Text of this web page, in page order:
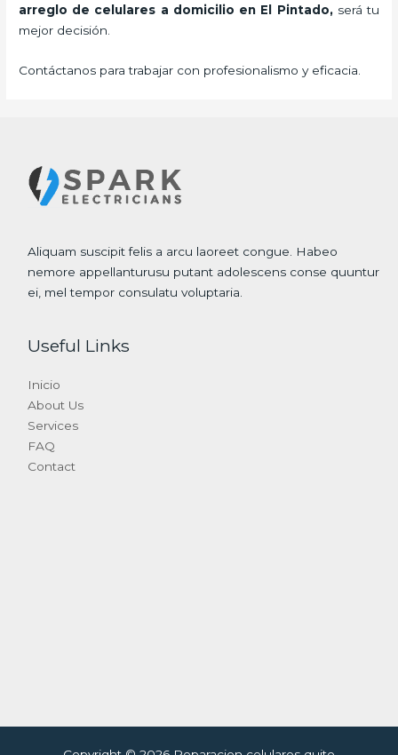
arreglo de celulares a domicilio en El Pintado, será tu
mejor decisión.
Contáctanos para trabajar con profesionalismo y eficacia.
Aliquam suscipit felis a arcu laoreet congue. Habeo
nemore appellanturusu putant adolescens conse quuntur
ei, mel tempor consulatu voluptaria.
Useful Links
Inicio
About Us
Services
FAQ
Contact